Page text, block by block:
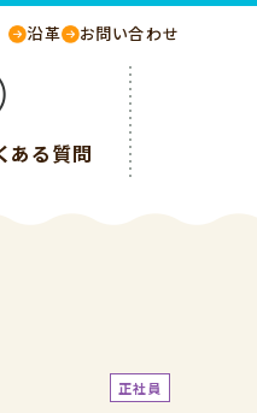
沿革 お問い合わせ
ある質問
正社員